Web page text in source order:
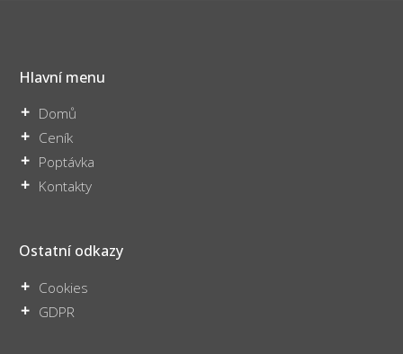
Hlavní menu
Domů
Ceník
Poptávka
Kontakty
Ostatní odkazy
Cookies
GDPR